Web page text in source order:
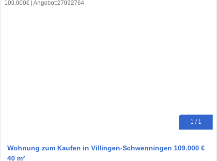
1 / 1
Wohnung zum Kaufen in Villingen-Schwenningen 109.000 €
40 m²